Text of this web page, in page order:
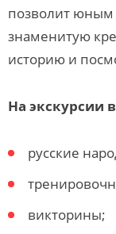
позволит юным
знаменитую
историю и
На экскурсии
русские
викторины;